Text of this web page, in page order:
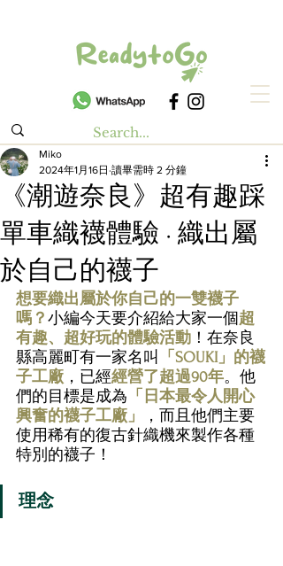
《潮遊奈良》超有趣踩
單車織襪體驗 · 織出屬
於自己的襪子
Miko
2024年1月16日 讀畢需時 2 分鐘
想要織出屬於你自己的一雙襪子
嗎？ 小編今天要介紹給大家一個 超
有趣、超好玩的體驗活動 ！在奈良
縣高麗町有一家名叫
「SOUKI」的襪
子工廠 ，已經經營了超過90年。他
們的目標是成為 「日本最令人開心
興奮的襪子工廠」
，而且他們主要
使用稀有的復古針織機來製作各種
特別的襪子！
理念